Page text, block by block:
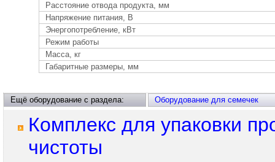
Расстояние отвода продукта, мм
Напряжение питания, В
Энергопотребление, кВт
Режим работы
Масса, кг
Габаритные размеры, мм
Ещё оборудование с раздела: Оборудование для семечек
Комплекс для упаковки
чистоты